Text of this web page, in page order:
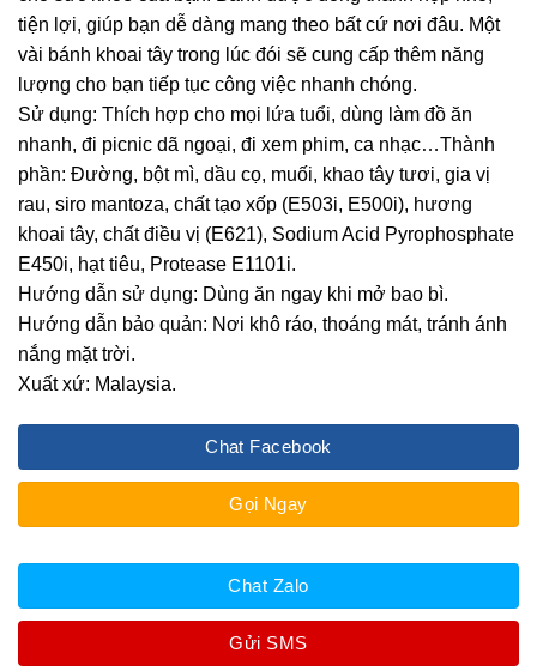
tiện lợi, giúp bạn dễ dàng mang theo bất cứ nơi đâu. Một
vài bánh khoai tây trong lúc đói sẽ cung cấp thêm năng
lượng cho bạn tiếp tục công việc nhanh chóng.
Sử dụng: Thích hợp cho mọi lứa tuổi, dùng làm đồ ăn
nhanh, đi picnic dã ngoại, đi xem phim, ca nhạc…Thành
phần: Đường, bột mì, dầu cọ, muối, khao tây tươi, gia vị
rau, siro mantoza, chất tạo xốp (E503i, E500i), hương
khoai tây, chất điều vị (E621), Sodium Acid Pyrophosphate
E450i, hạt tiêu, Protease E1101i.
Hướng dẫn sử dụng: Dùng ăn ngay khi mở bao bì.
Hướng dẫn bảo quản: Nơi khô ráo, thoáng mát, tránh ánh
nắng mặt trời.
Xuất xứ: Malaysia.
Chat Facebook
Gọi Ngay
Chat Zalo
Gửi SMS